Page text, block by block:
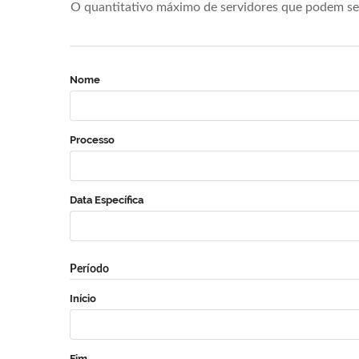
O quantitativo máximo de servidores que podem
Nome
Processo
Data Específica
Período
Início